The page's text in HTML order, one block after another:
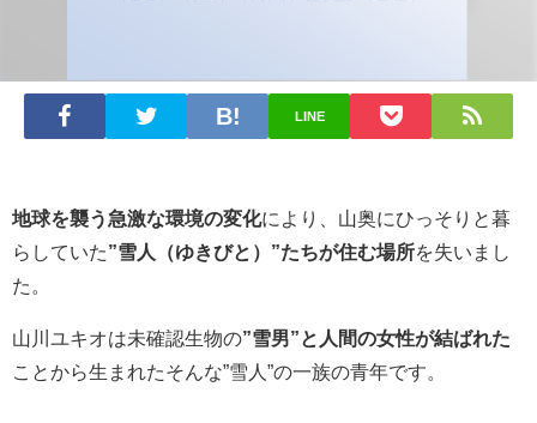
LINE
地球を襲う急激な環境の変化により、山奥にひっそりと暮
らしていた”雪人（ゆきびと）”たちが住む場所を失いまし
た。
山川ユキオは未確認生物の”雪男”と人間の女性が結ばれた
ことから生まれたそんな”雪人”の一族の青年です。